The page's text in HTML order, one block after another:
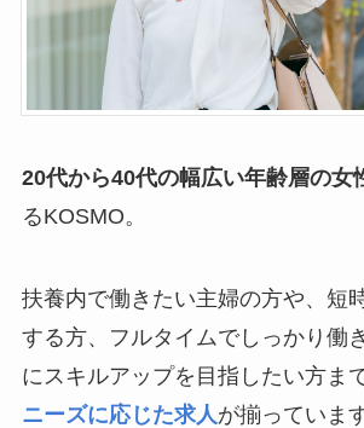
20代から40代の幅広い年齢層の女
るKOSMO。
扶養内で働きたい主婦の方や、短
する方、フルタイムでしっかり働
にスキルアップを目指したい方まで
ニーズに応じた求人 が揃っています